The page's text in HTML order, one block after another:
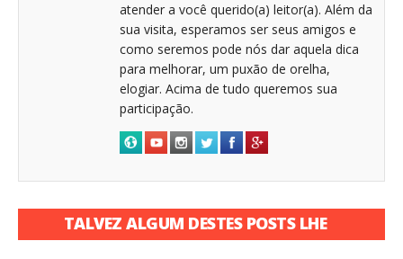
atender a você querido(a) leitor(a). Além da
sua visita, esperamos ser seus amigos e
como seremos pode nós dar aquela dica
para melhorar, um puxão de orelha,
elogiar. Acima de tudo queremos sua
participação.
TALVEZ ALGUM DESTES POSTS LHE